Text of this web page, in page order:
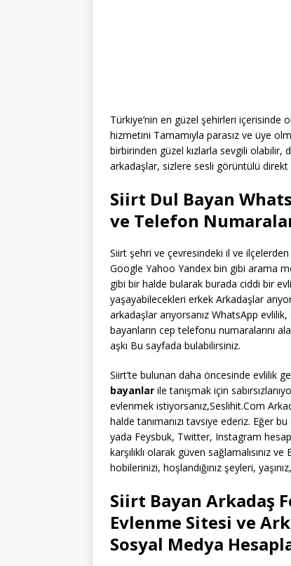
Türkiye’nin en güzel şehirleri içerisinde
hizmetini Tamamıyla parasız ve üye
birbirinden güzel kızlarla sevgili olabilir,
arkadaşlar, sizlere sesli görüntülü
Siirt Dul Bayan
ve Telefon
Siirt şehri ve çevresindeki il ve ilçelerden
Google Yahoo Yandex bin gibi arama
gibi bir halde bularak burada ciddi bir
yaşayabilecekleri erkek Arkadaşlar
arkadaşlar arıyorsanız WhatsApp
bayanların cep telefonu numaralarını
aşkı Bu sayfada bulabilirsiniz.
Siirt’te bulunan daha öncesinde evlilik
bayanlar ile tanışmak için
evlenmek istiyorsanız,Seslihit.Com
halde tanımanızı tavsiye ederiz. Eğer
yada Feysbuk, Twitter, Instagram
karşılıklı olarak güven sağlamalısınız
hobilerinizi, hoşlandığınız şeyleri,
Siirt Bayan Arkadaş
Evlenme Sitesi ve
Sosyal Medya